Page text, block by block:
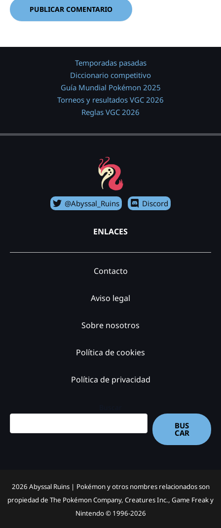
Temporadas pasadas
Diccionario competitivo
Guía Mundial Pokémon 2025
Torneos y resultados VGC 2026
Reglas VGC 2026
@Abyssal_Ruins Discord
ENLACES
Contacto
Aviso legal
Sobre nosotros
Política de cookies
Política de privacidad
BUS
CAR
2026 Abyssal Ruins | Pokémon y otros nombres relacionados son
propiedad de The Pokémon Company, Creatures Inc., Game Freak y
Nintendo © 1996-2026